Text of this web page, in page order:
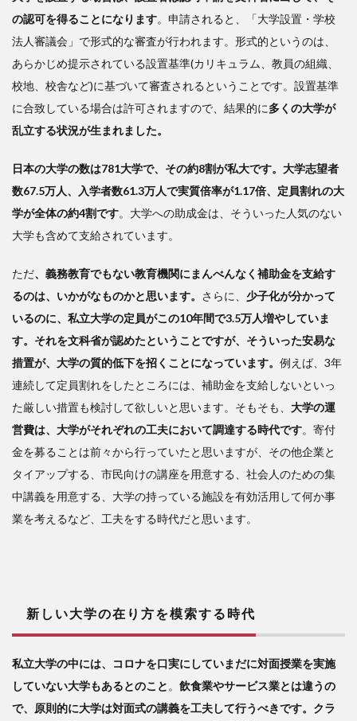
の認可を得ることになります。申請されると、「大学設置・学校
法人審議会」で形式的な審査が行われます。形式的というのは、
あらかじめ提示されている設置基準(カリキュラム、教員の組織、
校地、校舎など)に基づいて審査されるということです。設置基準
に合致している場合は許可されますので、結果的に多くの大学が
乱立する状況が生まれました。
日本の大学の数は781大学で、その約8割が私大です。大学志望者
数67.5万人、入学者数61.3万人で実質倍率が1.17倍、定員割れの大
学が全体の約4割です。大学への助成金は、そういった人気のない
大学も含めて支給されています。
ただ、義務教育でもない教育機関にまんべんなく補助金を支給す
るのは、いかがなものかと思います。 さらに、 少子化が分かって
いるのに、私立大学の定員がこの10年間で3.5万人増やしていま
す。それを文科省が認めたということですが、そういった安易な
措置が、大学の質的低下を招くことになっています。 例えば、3年
連続して定員割れをしたところには、補助金を支給しないといっ
た厳しい措置も検討して欲しいと思います。そもそも、 大学の運
営費は、大学がそれぞれの工夫において調達する時代です。寄付
金を募ることは前々から行っていたと思いますが、その他企業と
タイアップする、市民向けの講座を用意する、社会人のための集
中講義を用意する、大学の持っている施設を有効活用して何か事
業を考えるなど、工夫をする時代だと思います。
新しい大学の在り方を模索する時代
私立大学の中には、コロナを口実にしていまだに対面授業を実施
していない大学もあるとのこと 。 飲食業やサービス業とは違うの
で、原則的に大学は対面式の講義を工夫して行うべきです。クラ